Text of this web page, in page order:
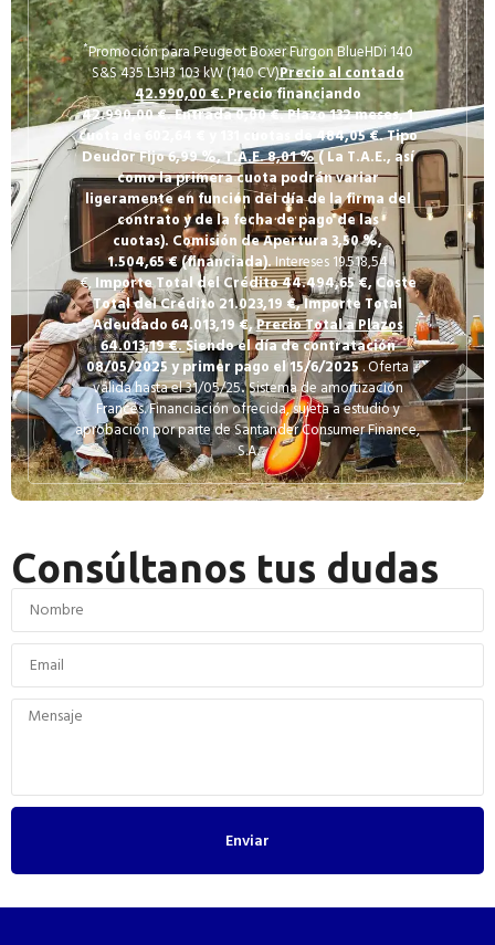
*Promoción para Peugeot Boxer Furgon BlueHDi 140
S&S 435 L3H3 103 kW (140 CV)Precio al contado
42.990,00 €.Precio financiando
42.990,00€.Entrada 0,00€.Plazo 132meses,1
cuota de 602,64
cuotas de 484,05€.Tipo
Deudor Fijo 6,99%,T.A.E. 8,01 %(La T.A.E., así
como la primera cuota podrán variar
ligeramente en función del día de la firma del
contrato y de la fecha de pago de las
cuotas). Comisión de Apertura 3,50%,
1.504,65€(financiada).Intereses 19.518,54
€,Importe Total del Crédito 44.494,65€,Coste
Total del Crédito 21.023,19 €,Importe Total
Adeudado 64.013,19€,Precio Total a Plazos
64.013,19 €.Siendo el día de contratación
08/05/2025y primer pago el 15/6/2025. Oferta
válida hasta el 31/05/25.Sistema de amortización
Francés. Financiación ofrecida, sujeta a estudio y
aprobación por parte de Santander Consumer Finance,
S.A.
Consúltanos tus dudas
Enviar